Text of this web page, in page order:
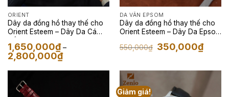
ORIENT
Dây da đồng hồ thay thế cho
Orient Esteem – Dây Da Cá
1,650,000₫ –
2,800,000₫Khoảng
giá:
DA VÂN EPSOM
Dây da đồng hồ thay thế cho
Orient Esteem – Dây Da Epsom
550,000₫ Giá
gốc
350,000₫Giá
hiện
Giảm giá!